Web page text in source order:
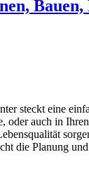
Bauen,
steckt eine
oder auch in
die Planung